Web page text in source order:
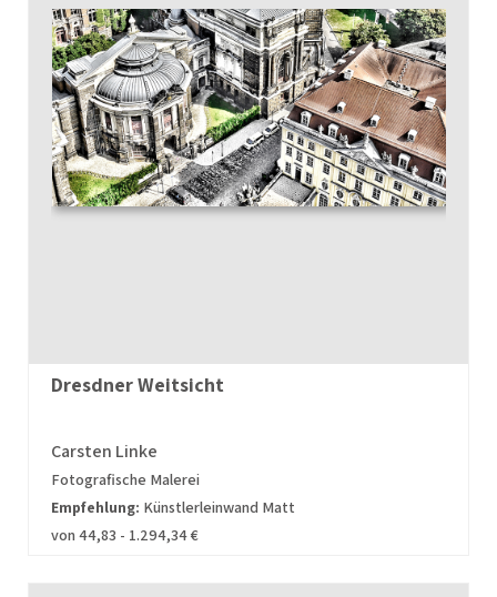
Dresdner Weitsicht
Carsten Linke
Fotografische Malerei
Empfehlung: Künstlerleinwand Matt
von 44,83 - 1.294,34 €